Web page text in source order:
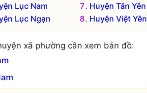
Lục Nam
Lục Ngạn
Huyện Tân Yên
Huyện Việt Yên
xã phường cần xem bản đồ: